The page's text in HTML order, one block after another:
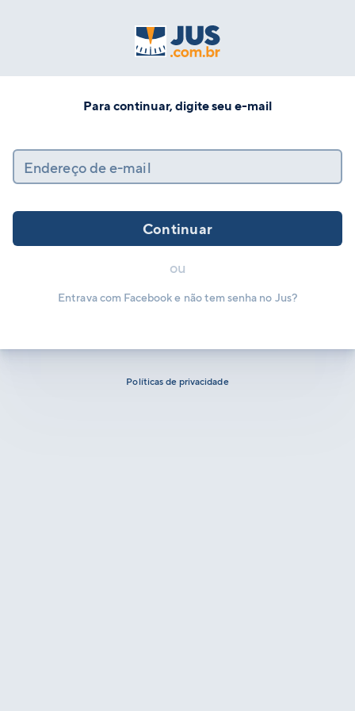
Para continuar, digite seu e-mail
Endereço de e-mail
Continuar
ou
Entrava com Facebook e não tem senha no Jus?
Políticas de privacidade